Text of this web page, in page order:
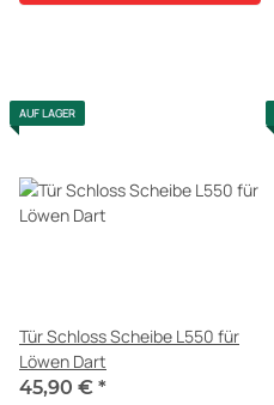
AUF LAGER
Tür Schloss Scheibe L550 für
Löwen Dart
45,90 € *